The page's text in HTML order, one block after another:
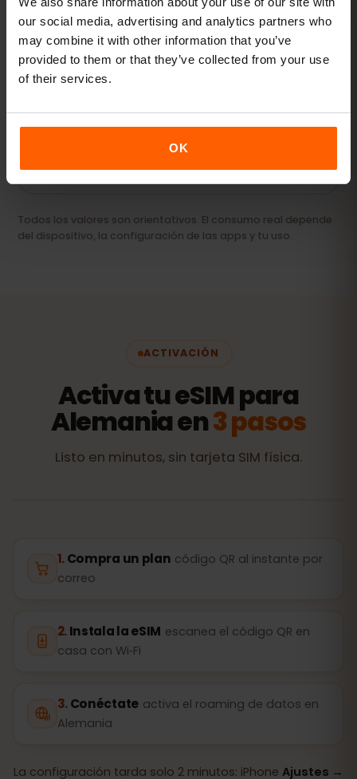
our social media, advertising and analytics partners who
may combine it with other information that you’ve
provided to them or that they’ve collected from your use
of their services.
OK
Streaming y hotspot
Vídeos, videollamadas y conexión para tu
RECOMENDADO20 GB+ o Ilimitado
Ver paquetes
Todos los valores son orientativos. El consumo real depende
del dispositivo, la configuración de las apps y tu uso.
ACTIVACIÓN
Activa tu eSIM para
Alemania en3 pasos
Listo en minutos, sin tarjeta SIM física.
Compra un plan código QR al instante por
correo
Instala la eSIM escanea el código QR en
casa con Wi‑Fi
Conéctate activa el roaming de datos en
Alemania
La configuración tarda solo 2 minutos: iPhone Ajustes →